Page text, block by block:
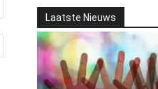
Laatste Nieuws